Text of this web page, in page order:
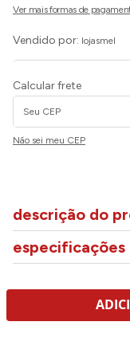
Vendido por: lojasmel
Calcular frete
Não sei meu CEP
descrição do
especificações